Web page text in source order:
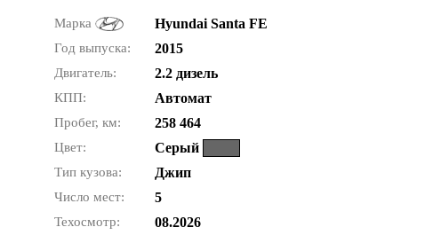
Марка Hyundai Santa FE
Год выпуска: 2015
Двигатель: 2.2 дизель
КПП: Автомат
Пробег, км: 258 464
Цвет: Серый
Тип кузова: Джип
Число мест: 5
Техосмотр: 08.2026